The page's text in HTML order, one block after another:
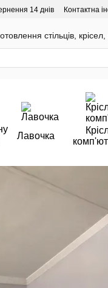
14 днів Контактна
стільців, крісел,
Лавочка